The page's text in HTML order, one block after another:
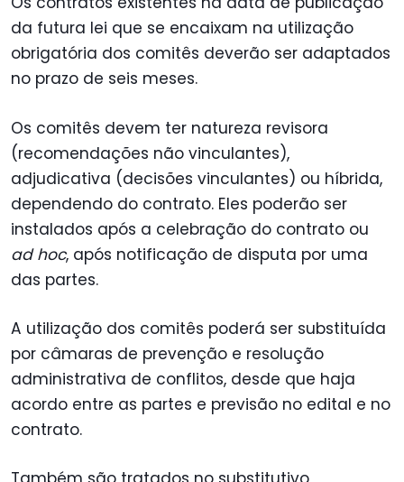
da futura lei que se encaixam na utilização
obrigatória dos comitês deverão ser adaptados
no prazo de seis meses.
Os comitês devem ter natureza revisora
(recomendações não vinculantes),
adjudicativa (decisões vinculantes) ou híbrida,
dependendo do contrato. Eles poderão ser
instalados após a celebração do contrato ou
ad hoc, após notificação de disputa por uma
das partes.
A utilização dos comitês poderá ser substituída
por câmaras de prevenção e resolução
administrativa de conflitos, desde que haja
acordo entre as partes e previsão no edital e no
contrato.